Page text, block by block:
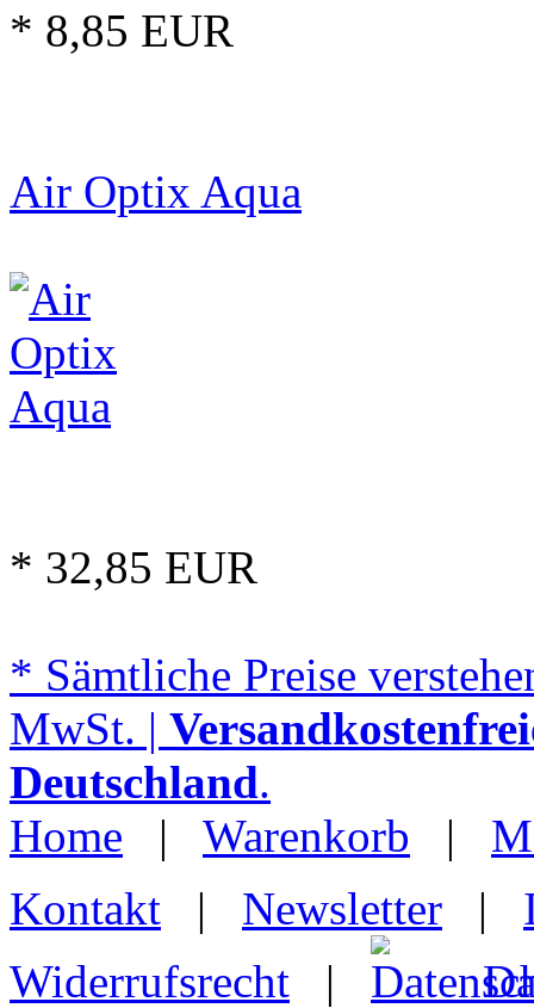
* 8,85 EUR
Air Optix Aqua
* 32,85 EUR
* Sämtliche Preise
MwSt. |
Deutschland.
Home | Warenkorb |
Kontakt | Newsletter |
Widerrufsrecht |